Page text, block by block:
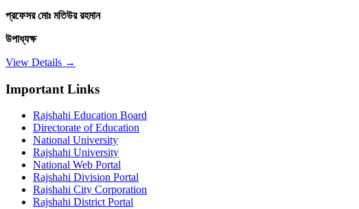
প্রফেসর মোঃ মতিউর রহমান
উপাধ্যক্ষ
View Details →
Important Links
Rajshahi Education Board
Directorate of Education
National University
Rajshahi University
National Web Portal
Rajshahi Division Portal
Rajshahi City Corporation
Rajshahi District Portal